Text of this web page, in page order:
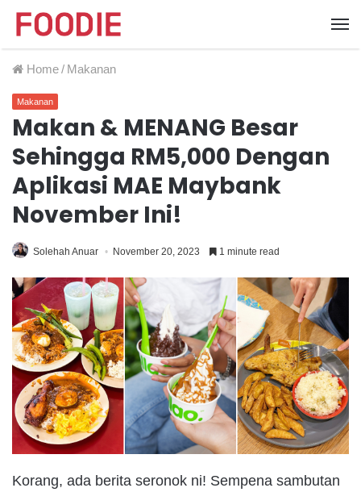
Home/ Makanan
Makanan
Makan & MENANG Besar
Sehingga RM5,000 Dengan
Aplikasi MAE Maybank
November Ini!
Solehah Anuar November 20, 2023 1 minute read
Korang, ada berita seronok ni! Sempena sambutan